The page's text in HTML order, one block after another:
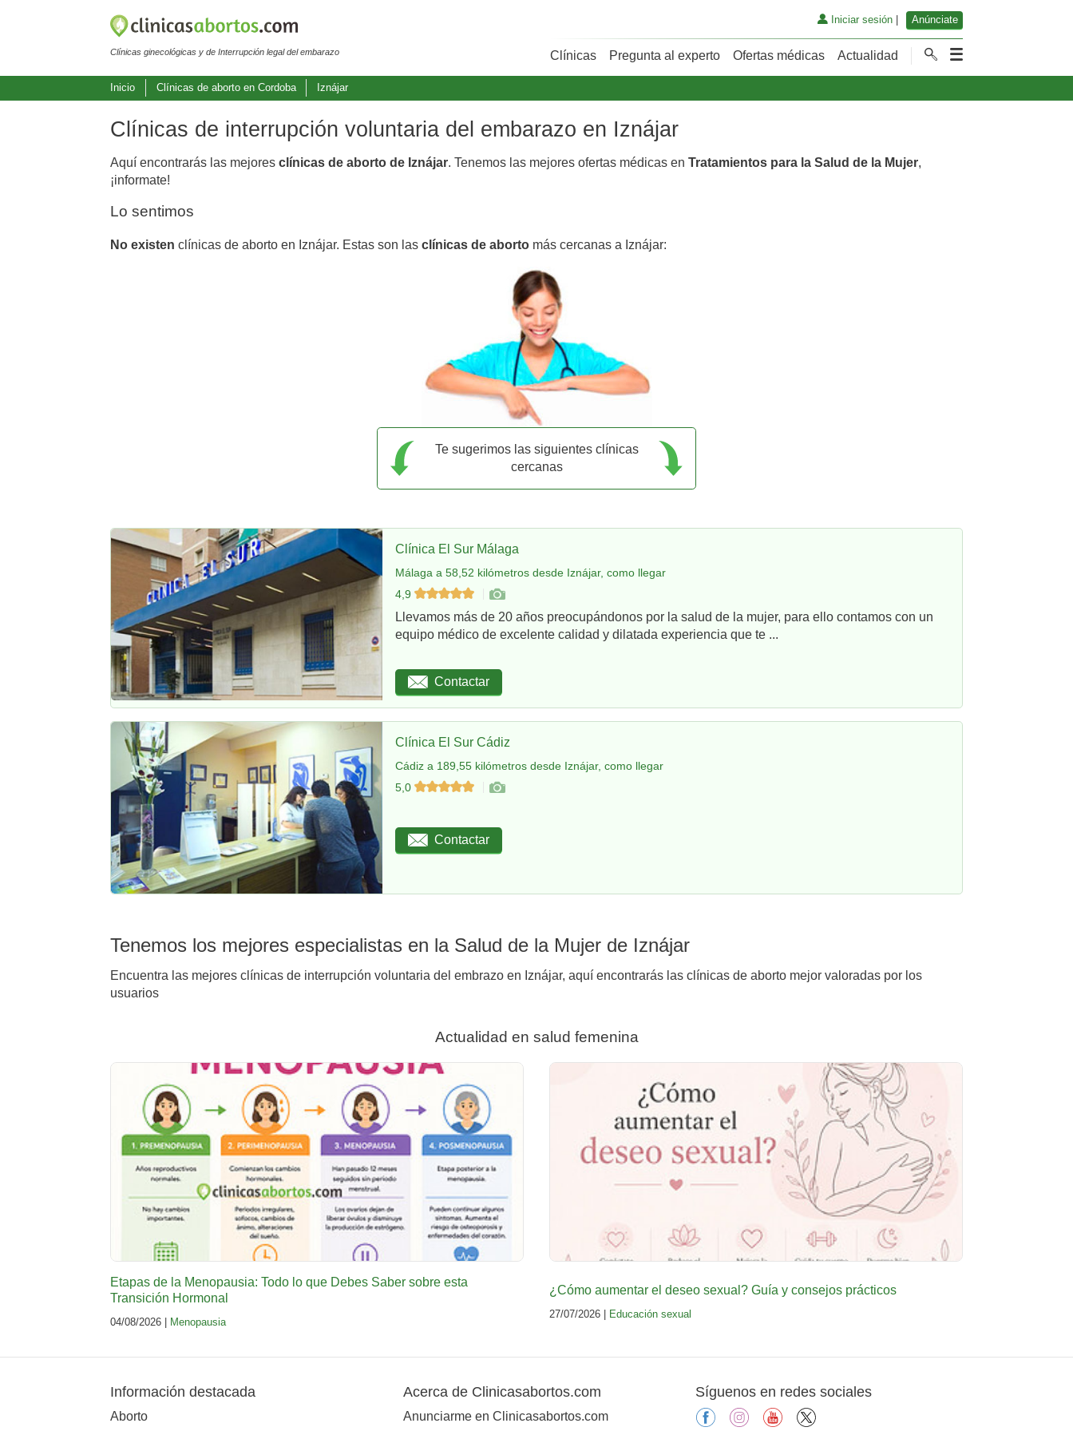
Clínicas ginecológicas y de Interrupción legal del embarazo
Iniciar sesión| Anúnciate
Clínicas Pregunta al experto Ofertas médicas Actualidad
Inicio Clínicas de aborto en Cordoba Iznájar
Clínicas de interrupción voluntaria del embarazo en Iznájar
Aquí encontrarás las mejores clínicas de aborto de Iznájar. Tenemos las mejores ofertas médicas en Tratamientos para la Salud de la Mujer,
¡informate!
Lo sentimos
No existen clínicas de aborto en Iznájar. Estas son las clínicas de aborto más cercanas a Iznájar:
Te sugerimos las siguientes clínicas
cercanas
Clínica El Sur Málaga
Málaga a 58,52 kilómetros desde Iznájar, como llegar
4,9
Llevamos más de 20 años preocupándonos por la salud de la mujer, para ello contamos con un
equipo médico de excelente calidad y dilatada experiencia que te ...
Contactar
Clínica El Sur Cádiz
Cádiz a 189,55 kilómetros desde Iznájar, como llegar
5,0
Contactar
Tenemos los mejores especialistas en la Salud de la Mujer de Iznájar
Encuentra las mejores clínicas de interrupción voluntaria del embrazo en Iznájar, aquí encontrarás las clínicas de aborto mejor valoradas por los
usuarios
Actualidad en salud femenina
Etapas de la Menopausia: Todo lo que Debes Saber sobre esta
Transición Hormonal
04/08/2026 | Menopausia
¿Cómo aumentar el deseo sexual? Guía y consejos prácticos
27/07/2026 | Educación sexual
Información destacada
Aborto
Acerca de Clinicasabortos.com
Anunciarme en Clinicasabortos.com
Síguenos en redes sociales
facebookinstagramyoutube